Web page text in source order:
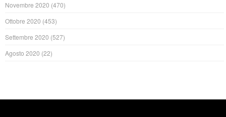
Novembre 2020 (470)
Ottobre 2020 (453)
Settembre 2020 (527)
Agosto 2020 (22)